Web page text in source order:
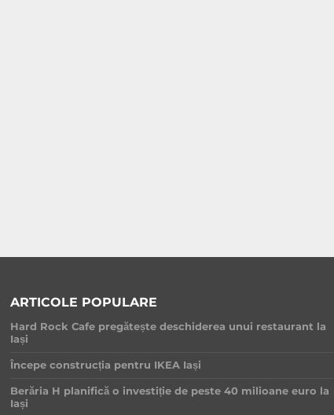
ARTICOLE POPULARE
Hard Rock Cafe pregătește deschiderea unui restaurant la
Iași
Începe construcția pentru IKEA Iași
Berăria H planifică o investiție de peste 40 milioane euro la
Iași